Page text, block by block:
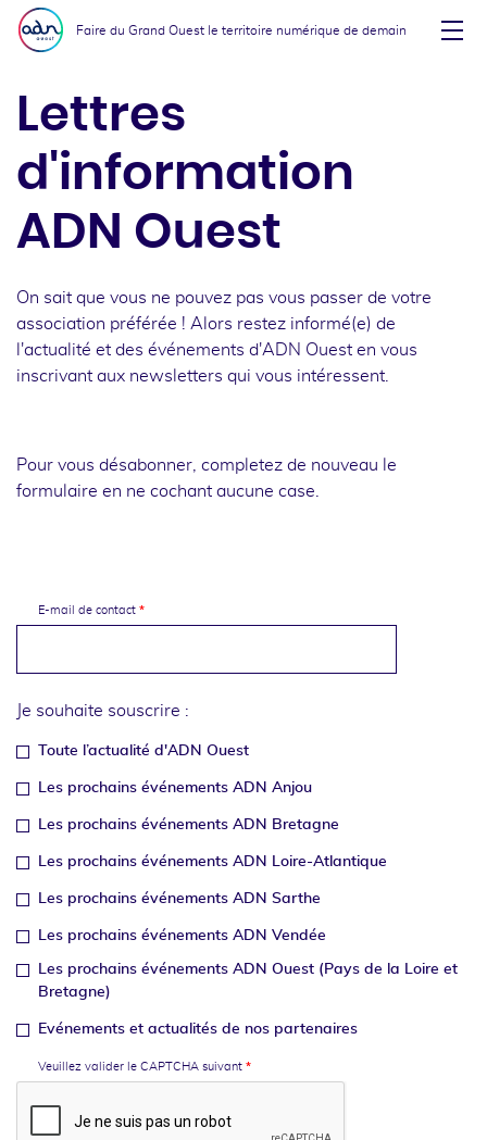
Aller au menu
Aller au contenu
Faire du Grand Ouest le territoire numérique de demain
Lettres
d'information
ADN Ouest
On sait que vous ne pouvez pas vous passer de votre
association préférée ! Alors restez informé(e) de
l'actualité et des événements d'ADN Ouest en vous
inscrivant aux newsletters qui vous intéressent.
Pour vous désabonner, completez de nouveau le
formulaire en ne cochant aucune case.
E-mail de contact
Je souhaite souscrire :
Toute l’actualité d'ADN Ouest
Les prochains événements ADN Anjou
Les prochains événements ADN Bretagne
Les prochains événements ADN Loire-Atlantique
Les prochains événements ADN Sarthe
Les prochains événements ADN Vendée
Les prochains événements ADN Ouest (Pays de la Loire et
Bretagne)
Evénements et actualités de nos partenaires
Veuillez valider le CAPTCHA suivant